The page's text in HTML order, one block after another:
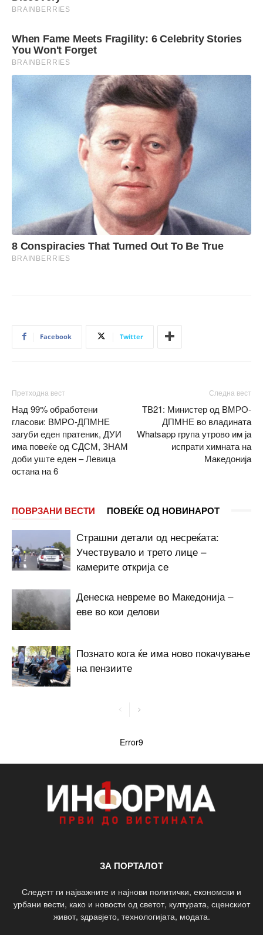
Facebook Twitter
Претходна вест
Над 99% обработени
гласови: ВМРО-ДПМНЕ
загуби еден пратеник, ДУИ
има повеќе од СДСМ, ЗНАМ
доби уште еден – Левица
остана на 6
Следна вест
ТВ21: Министер од ВМРО-
ДПМНЕ во владината
Whatsapp група утрово им ја
испрати химната на
Македонија
ПОВРЗАНИ ВЕСТИ ПОВЕЌЕ ОД НОВИНАРОТ
Страшни детали од несреќата:
Учествувало и трето лице –
камерите открија се
Денеска невреме во Македонија –
еве во кои делови
Познато кога ќе има ново покачување
на пензиите
Error9
ЗА ПОРТАЛОТ
Следетт ги најважните и најнови политички, економски и
урбани вести, како и новости од светот, културата, сценскиот
живот, здравјето, технологијата, модата.